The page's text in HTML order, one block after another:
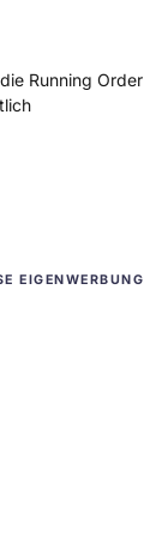
Running Order
EIGENWERBUNG